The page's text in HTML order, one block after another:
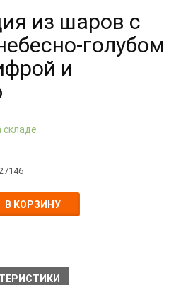
из шаров с
голубом
и
складе
В КОРЗИНУ